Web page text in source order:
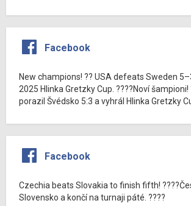
Facebook
New champions! ?? USA defeats Sweden
2025 Hlinka Gretzky Cup. ????Noví šampioni!
porazil Švédsko 5:3 a vyhrál Hlinka Gretzky
Facebook
Czechia beats Slovakia to finish fifth!
Slovensko a končí na turnaji páté. ????